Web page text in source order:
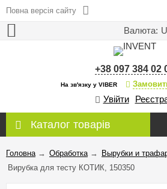
Повна версія сайту
Валюта:
+38 097 384 02
На зв'язку у VIBER
Увійти
Каталог товарів
Головна → Обработка→ Вырубки и
Вирубка для тесту КОТИК, 150350